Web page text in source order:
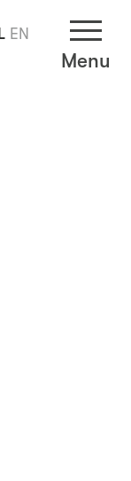
Menu
EN